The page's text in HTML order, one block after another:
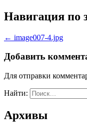
Навигация по
← image007-4.jpg
Добавить
Для отправки
Найти:
Архивы